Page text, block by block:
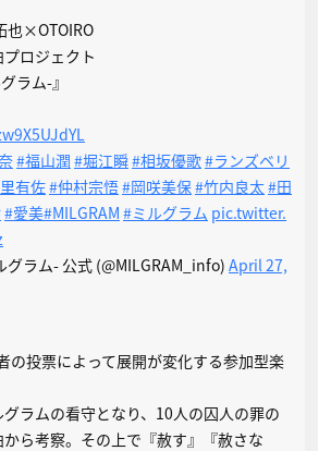
也×OTOIRO
ロジェクト
ラム-』
#福山潤 #堀江瞬#相坂優歌#ランズベリ
有佐#仲村宗悟#岡咲美保#竹内良太#田
#愛美#MILGRAM #ミルグラム pic.twitter.
ラム- 公式 (@MILGRAM_info) April 27,
の投票によって展開が変化する参加型楽
ラムの看守となり、10人の囚人の罪の
ら考察。その上で『赦す』『赦さな